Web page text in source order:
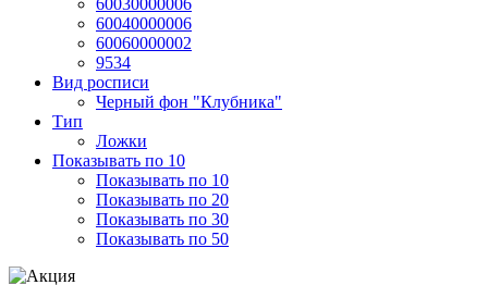
60030000006
60040000006
60060000002
9534
Вид росписи
Черный фон "Клубника"
Тип
Ложки
Показывать по 10
Показывать по 10
Показывать по 20
Показывать по 30
Показывать по 50